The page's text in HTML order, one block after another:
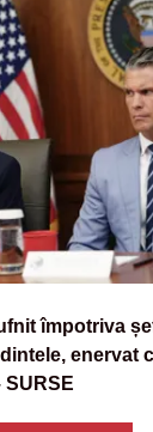
împotriva
enervat